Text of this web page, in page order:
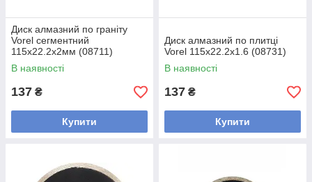
Диск алмазний по граніту
Vorel сегментний
115x22.2x2мм (08711)
В наявності
137 ₴
Купити
Диск алмазний по плитці
Vorel 115x22.2x1.6 (08731)
В наявності
137 ₴
Купити